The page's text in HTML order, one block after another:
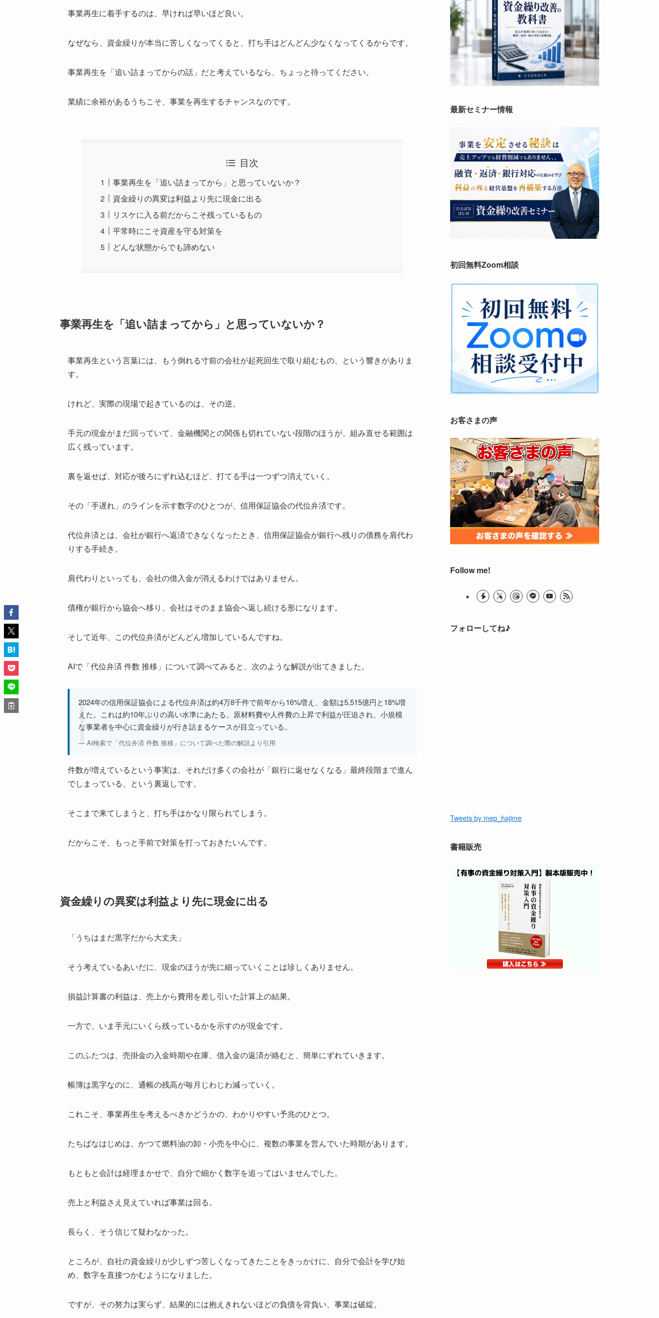
事業再生に着手するのは、早ければ早いほど良い。
なぜなら、資金繰りが本当に苦しくなってくると、打ち手はどんどん少なくなってくるからです。
事業再生を「追い詰まってからの話」だと考えているなら、ちょっと待ってください。
業績に余裕があるうちこそ、事業を再生するチャンスなのです。
目次
事業再生を「追い詰まってから」と思っていないか？
資金繰りの異変は利益より先に現金に出る
リスケに入る前だからこそ残っているもの
平常時にこそ資産を守る対策を
どんな状態からでも諦めない
事業再生を「追い詰まってから」と思っていないか？
事業再生という言葉には、もう倒れる寸前の会社が起死回生で取り組むもの、という響きがありま
す。
けれど、実際の現場で起きているのは、その逆。
手元の現金がまだ回っていて、金融機関との関係も切れていない段階のほうが、組み直せる範囲は
広く残っています。
裏を返せば、対応が後ろにずれ込むほど、打てる手は一つずつ消えていく。
その「手遅れ」のラインを示す数字のひとつが、信用保証協会の代位弁済です。
代位弁済とは、会社が銀行へ返済できなくなったとき、信用保証協会が銀行へ残りの債務を肩代わ
りする手続き。
肩代わりといっても、会社の借入金が消えるわけではありません。
債権が銀行から協会へ移り、会社はそのまま協会へ返し続ける形になります。
そして近年、この代位弁済がどんどん増加しているんですね。
AIで「代位弁済 件数 推移」について調べてみると、次のような解説が出てきました。
2024年の信用保証協会による代位弁済は約4万8千件で前年から16%増え、金額は5,515億円と18%増
えた。これは約10年ぶりの高い水準にあたる。原材料費や人件費の上昇で利益が圧迫され、小規模
な事業者を中心に資金繰りが行き詰まるケースが目立っている。
— AI検索で「代位弁済 件数 推移」について調べた際の解説より引用
件数が増えているという事実は、それだけ多くの会社が「銀行に返せなくなる」最終段階まで進ん
でしまっている、という裏返しです。
そこまで来てしまうと、打ち手はかなり限られてしまう。
だからこそ、もっと手前で対策を打っておきたいんです。
資金繰りの異変は利益より先に現金に出る
「うちはまだ黒字だから大丈夫」
そう考えているあいだに、現金のほうが先に細っていくことは珍しくありません。
損益計算書の利益は、売上から費用を差し引いた計算上の結果。
一方で、いま手元にいくら残っているかを示すのが現金です。
このふたつは、売掛金の入金時期や在庫、借入金の返済が絡むと、簡単にずれていきます。
帳簿は黒字なのに、通帳の残高が毎月じわじわ減っていく。
これこそ、事業再生を考えるべきかどうかの、わかりやすい予兆のひとつ。
たちばなはじめは、かつて燃料油の卸・小売を中心に、複数の事業を営んでいた時期があります。
もともと会計は経理まかせで、自分で細かく数字を追ってはいませんでした。
売上と利益さえ見えていれば事業は回る。
長らく、そう信じて疑わなかった。
ところが、自社の資金繰りが少しずつ苦しくなってきたことをきっかけに、自分で会計を学び始
め、数字を直接つかむようになりました。
ですが、その努力は実らず、結果的には抱えきれないほどの負債を背負い、事業は破綻。
最新セミナー情報
初回無料Zoom相談
お客さまの声
Follow me!
フォローしてね♪
Tweets by mep_hajime
書籍販売